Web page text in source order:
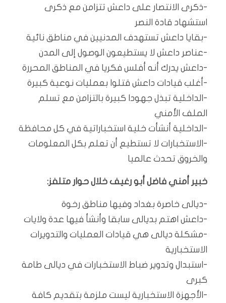
-ذكرى الانتصار على داعش تتزامن مع ذكرى
استشهاد قادة النصر
-بقايا داعش تستهدف المدنيين في مناطق نائية
-عناصر داعش لا يستطيعون الوصول إلى المدن
-داعش يدرك أنه أفلس فكريا في المناطق المحررة
-أغلب قيادات داعش قتلوا بعمليات نوعية كبيرة
-الداخلية تبذل جهودا كبيرة بالتزامن مع تسلم
الملف الأمني
-الداخلية أنشأت خلية استخباراتية في كل محافظة
-الاستخبارات لا تستطيع أن تعلم بكل المعلومات
والخروق تحدث عالميا
خبير أمني فاضل أبو رغيف خلال حوار متلفز:
-ديالى خاصرة بغداد وفيها مناطق رخوة
-داعش اهتم بديالى سابقا وأنشأ فيها عدة ولايات
-مشكلة ديالى هي قيادات العمليات والتدويرات
الاستخبارية
-استبدال وتدوير ضباط الاستخبارات في ديالى طامة
كبرى
-الأجهزة الاستخبارية ليست ملزمة بتقديم كافة